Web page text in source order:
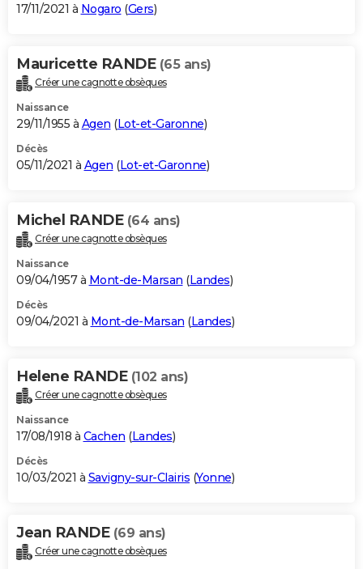
17/11/2021 à Nogaro (Gers)
Mauricette RANDE (65 ans)
Créer une cagnotte obsèques
Naissance
29/11/1955 à Agen (Lot-et-Garonne)
Décès
05/11/2021 à Agen (Lot-et-Garonne)
Michel RANDE (64 ans)
Créer une cagnotte obsèques
Naissance
09/04/1957 à Mont-de-Marsan (Landes)
Décès
09/04/2021 à Mont-de-Marsan (Landes)
Helene RANDE (102 ans)
Créer une cagnotte obsèques
Naissance
17/08/1918 à Cachen (Landes)
Décès
10/03/2021 à Savigny-sur-Clairis (Yonne)
Jean RANDE (69 ans)
Créer une cagnotte obsèques